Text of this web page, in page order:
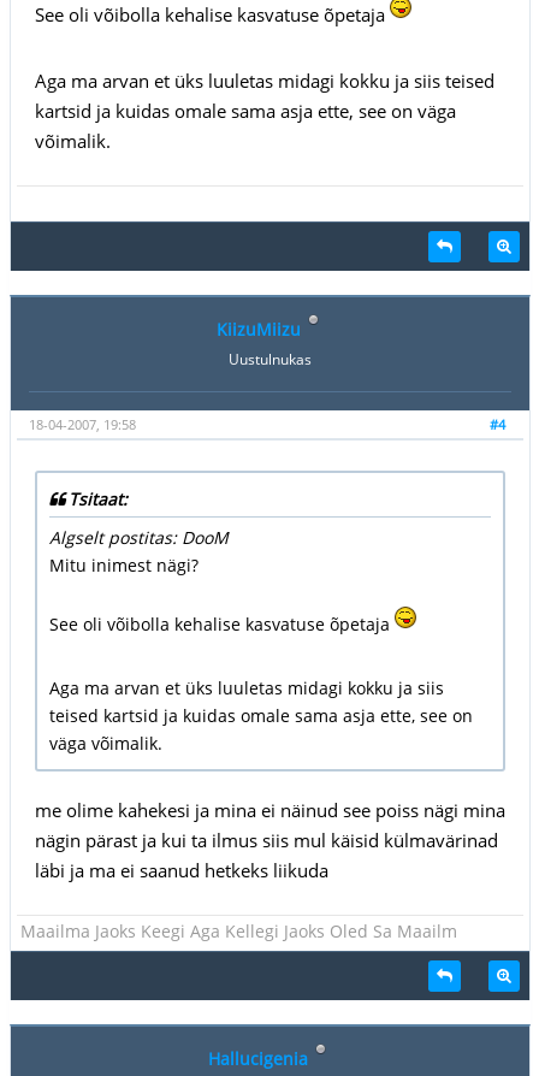
See oli võibolla kehalise kasvatuse õpetaja
Aga ma arvan et üks luuletas midagi kokku ja siis teised
kartsid ja kuidas omale sama asja ette, see on väga
võimalik.
KiizuMiizu
Uustulnukas
#4
18-04-2007, 19:58
Tsitaat:
Algselt postitas: DooM
Mitu inimest nägi?
See oli võibolla kehalise kasvatuse õpetaja
Aga ma arvan et üks luuletas midagi kokku ja siis
teised kartsid ja kuidas omale sama asja ette, see on
väga võimalik.
me olime kahekesi ja mina ei näinud see poiss nägi mina
nägin pärast ja kui ta ilmus siis mul käisid külmavärinad
läbi ja ma ei saanud hetkeks liikuda
Maailma Jaoks Keegi Aga Kellegi Jaoks Oled Sa Maailm
Hallucigenia